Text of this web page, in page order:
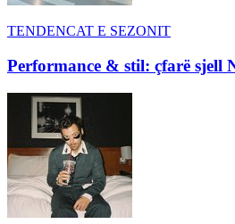
TENDENCAT E SEZONIT
Performance & stil: çfarë sjell